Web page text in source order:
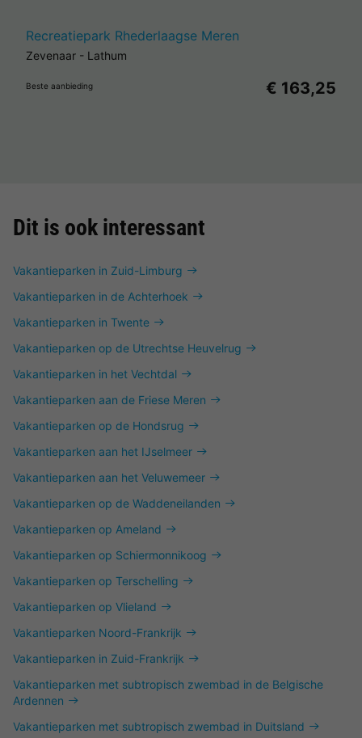
Recreatiepark Rhederlaagse Meren
Zevenaar - Lathum
Beste aanbieding € 163,25
Dit is ook interessant
Vakantieparken in Zuid-Limburg
Vakantieparken in de Achterhoek
Vakantieparken in Twente
Vakantieparken op de Utrechtse Heuvelrug
Vakantieparken in het Vechtdal
Vakantieparken aan de Friese Meren
Vakantieparken op de Hondsrug
Vakantieparken aan het IJselmeer
Vakantieparken aan het Veluwemeer
Vakantieparken op de Waddeneilanden
Vakantieparken op Ameland
Vakantieparken op Schiermonnikoog
Vakantieparken op Terschelling
Vakantieparken op Vlieland
Vakantieparken Noord-Frankrijk
Vakantieparken in Zuid-Frankrijk
Vakantieparken met subtropisch zwembad in de Belgische
Ardennen
Vakantieparken met subtropisch zwembad in Duitsland